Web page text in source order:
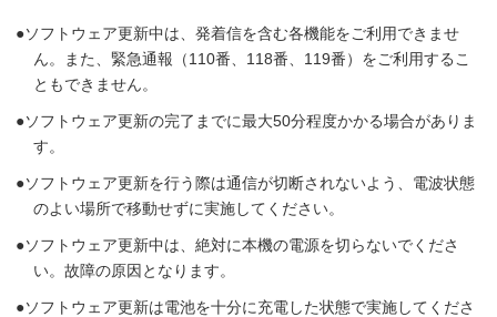
ソフトウェア更新中は、発着信を含む各機能をご利用できませ
ん。また、緊急通報（110番、118番、119番）をご利用するこ
ともできません。
ソフトウェア更新の完了までに最大50分程度かかる場合がありま
す。
ソフトウェア更新を行う際は通信が切断されないよう、電波状態
のよい場所で移動せずに実施してください。
ソフトウェア更新中は、絶対に本機の電源を切らないでくださ
い。故障の原因となります。
ソフトウェア更新は電池を十分に充電した状態で実施してくださ